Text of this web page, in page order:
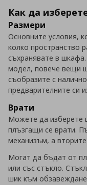
Как да
Размери
Основните условия,
колко пространство
съхранявате в
модел, повече вещи
съобразите с
предварителните си
Врати
Можете да изберете
плъзгащи се врати.
механизъм, а
Могат да бъдат от
или със стъкло.
шик към